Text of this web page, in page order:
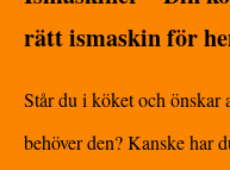
rätt ismaskin för
Står du i köket och önskar
behöver den? Kanske har